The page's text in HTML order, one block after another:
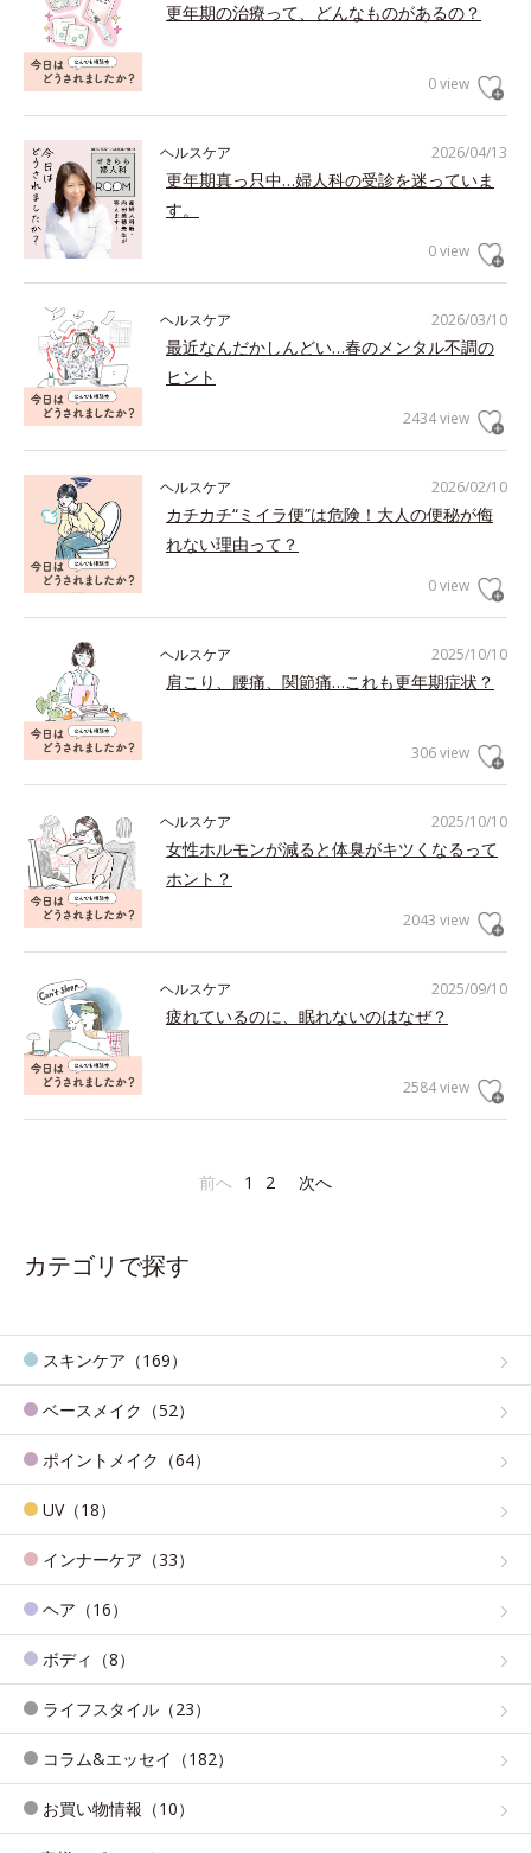
更年期の治療って、どんなものがあるの？
0 view
2026/04/13
ヘルスケア
更年期真っ只中…婦人科の受診を迷っていま
す。
0 view
2026/03/10
ヘルスケア
最近なんだかしんどい…春のメンタル不調の
ヒント
2434 view
2026/02/10
ヘルスケア
カチカチ“ミイラ便”は危険！大人の便秘が侮
れない理由って？
0 view
2025/10/10
ヘルスケア
肩こり、腰痛、関節痛…これも更年期症状？
306 view
2025/10/10
ヘルスケア
女性ホルモンが減ると体臭がキツくなるって
ホント？
2043 view
2025/09/10
ヘルスケア
疲れているのに、眠れないのはなぜ？
2584 view
前へ 1 2 次へ
カテゴリで探す
スキンケア（169）
ベースメイク（52）
ポイントメイク（64）
UV（18）
インナーケア（33）
ヘア（16）
ボディ（8）
ライフスタイル（23）
コラム&エッセイ（182）
お買い物情報（10）